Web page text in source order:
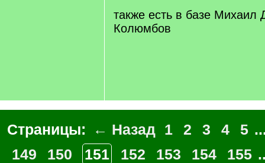
также есть в базе Михаил
Колюмбов
Страницы: ← Назад 1 2 3 4 5
149
150 151 152 153 154 155